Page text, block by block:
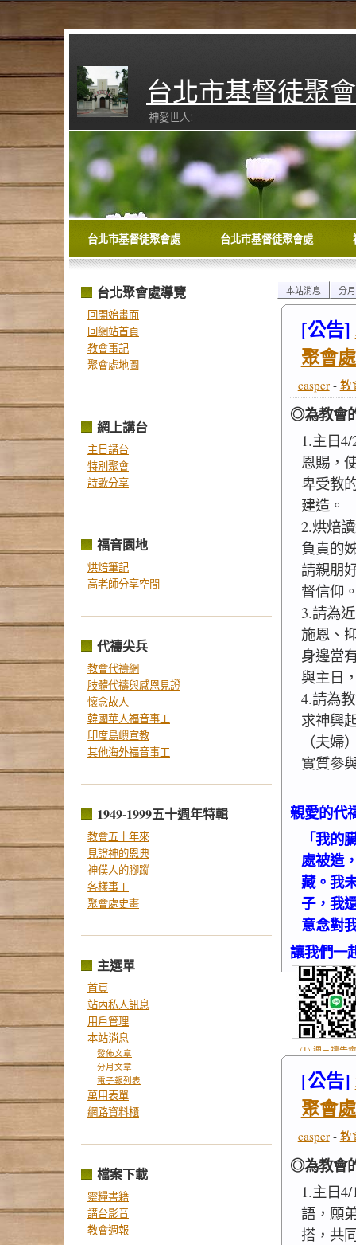
台北市基督徒聚
神愛世人!
台北市基督徒聚會處 台北市基督徒聚會處
台北聚會處導覽
回開始畫面
回網站首頁
教會事記
聚會處地圖
網上講台
主日講台
特別聚會
詩歌分享
福音園地
烘焙筆記
高老師分享空間
代禱尖兵
教會代禱網
肢體代禱與感恩見證
懷念故人
韓國華人福音事工
印度島嶼宣教
其他海外福音事工
1949-1999五十週年特輯
教會五十年來
見證神的恩典
神僕人的腳蹤
各樣事工
聚會處史畫
主選單
首頁
站內私人訊息
用戶管理
本站消息
發佈文章
分月文章
電子報列表
萬用表單
網路資料櫃
檔案下載
靈糧書籍
講台影音
教會週報
本站消息 分
[公告]
聚會
casper- 教
◎為教會
1.主日
恩賜，
卑受教
建造。
2.烘焙
負責的
請親朋
督信仰
3.請為
施恩、
身邊當
與主日
4.請為
求神興
（夫
實質參
親愛的代
「我
處被造
藏。我
子，我
意念對
讓我們一
(1) 週三禱告
.jpg
[公告]
聚會
casper- 教
◎為教會
1.主日
語，願
搭，共